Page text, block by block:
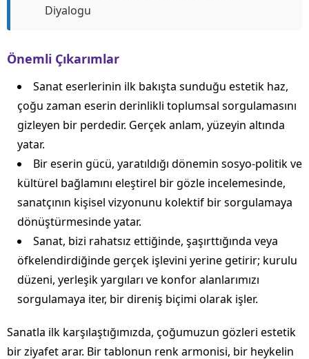
Diyalogu
Önemli Çıkarımlar
Sanat eserlerinin ilk bakışta sunduğu estetik haz,
çoğu zaman eserin derinlikli toplumsal sorgulamasını
gizleyen bir perdedir. Gerçek anlam, yüzeyin altında
yatar.
Bir eserin gücü, yaratıldığı dönemin sosyo-politik ve
kültürel bağlamını eleştirel bir gözle incelemesinde,
sanatçının kişisel vizyonunu kolektif bir sorgulamaya
dönüştürmesinde yatar.
Sanat, bizi rahatsız ettiğinde, şaşırttığında veya
öfkelendirdiğinde gerçek işlevini yerine getirir; kurulu
düzeni, yerleşik yargıları ve konfor alanlarımızı
sorgulamaya iter, bir direniş biçimi olarak işler.
Sanatla ilk karşılaştığımızda, çoğumuzun gözleri estetik
bir ziyafet arar. Bir tablonun renk armonisi, bir heykelin